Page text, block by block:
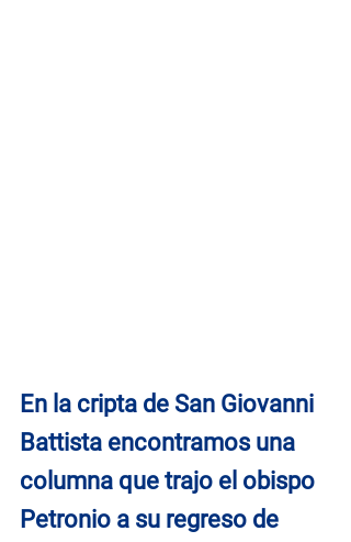
En la cripta de San Giovanni
Battista encontramos una
columna que trajo el obispo
Petronio a su regreso de